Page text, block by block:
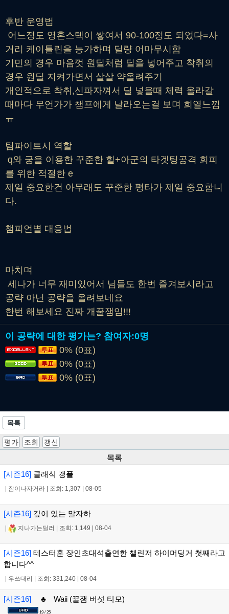
후반 운영법
어느정도 영혼스텍이 쌓여서 90-100정도 되었다=사
거리 케이틀린을 능가하며 딜량 어마무시함
기민의 경우 마음껏 원딜처럼 딜을 넣어주고 착취의
경우 원딜 지켜가면서 살살 약올려주기
개인적으로 착취,신파자껴서 딜 넣을때 체력 올라갈
때마다 무언가가 챔프에게 날라오는걸 보며 희열느낌
ㅠ
팀파이트시 역할
q와 궁을 이용한 꾸준한 힐+아군의 타겟팅공격 회피
를 위한 적절한 e
제일 중요한건 아무래도 꾸준한 평타가 제일 중요합니
다.
챔피언별 대응법
마치며
세나가 너무 재미있어서 님들도 한번 즐겨보시라고
공략 아닌 공략을 올려보네요
한번 해보세요 진짜 개꿀잼임!!!
이 공략에 대한 평가는? 참여자:0명
0% (0표)
0% (0표)
0% (0표)
목록
평가 조회 갱신
목록
[시즌16] 클래식 갱플
잠이나자거라 조회: 1,307 08-05
[시즌16] 깊이 있는 말자하
지나가는딜러 조회: 1,149 08-04
[시즌16] 테스터훈 장인초대석출연한 챌린저 하이머딩거 첫째라고
합니다^^
우쓰대리 조회: 331,240 08-04
[시즌16] ♣ Waii (꿀잼 버섯 티모)
19 / 25